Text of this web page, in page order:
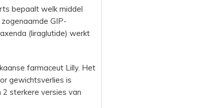
bepaalt welk middel
GIP-
(liraglutide) werkt
farmaceut Lilly. Het
gewichtsverlies is
sterkere versies van